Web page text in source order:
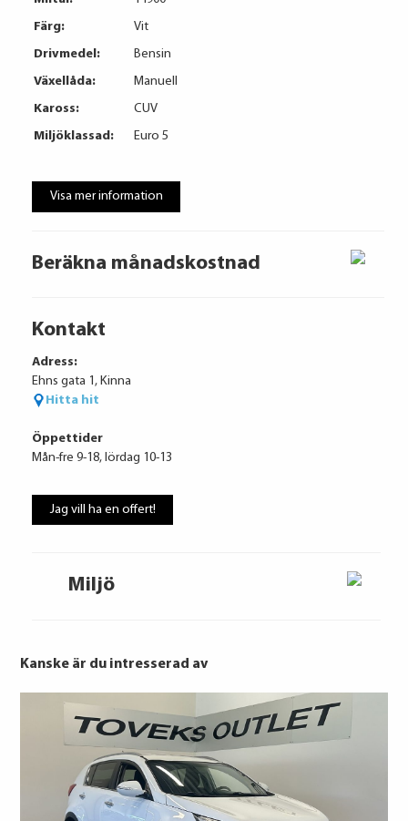
Miljö
Beräkna månadskostnad
Volkswagen Financial Services
Uppläggningsavgift
495 kr
Administrationskostnad
59 kr/mån
Färg:
Vit
Drivmedel:
Bensin
Växellåda:
Manuell
Kaross:
CUV
Miljöklassad:
Euro 5
Visa mer information
Kontakt
Adress:
Ehns gata 1, Kinna
Hitta hit
Öppettider
Mån-fre 9-18, lördag 10-13
Jag vill ha en offert!
Kanske är du intresserad av